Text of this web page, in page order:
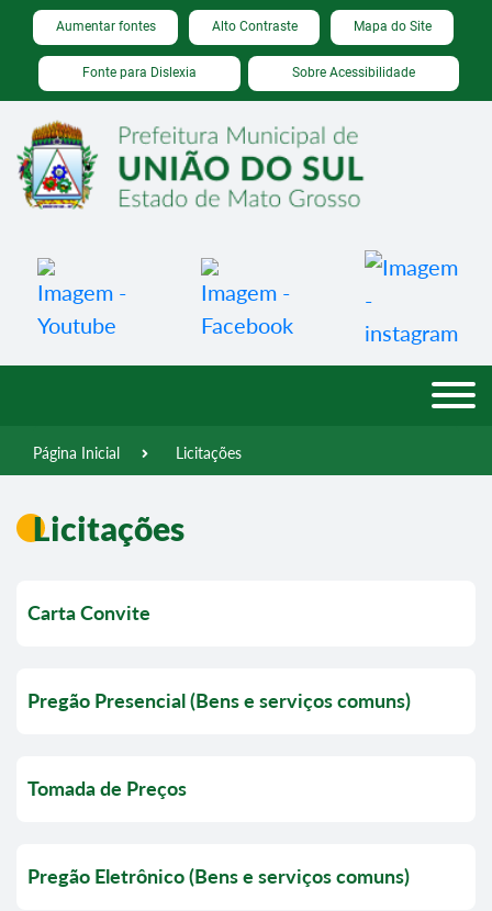
Seção de atalhos e links de acessibilidade
Ir para o conteúdo [alt+1]
Ir para o menu [alt+2]
Ir para a busca [alt+3]
Ir para o rodapé [alt+4]
Aumentar fontes Alto Contraste Mapa do Site
Fonte para Dislexia Sobre Acessibilidade
Página Inicial Licitações
Licitações
Carta Convite
Pregão Presencial (Bens e serviços comuns)
Tomada de Preços
Pregão Eletrônico (Bens e serviços comuns)